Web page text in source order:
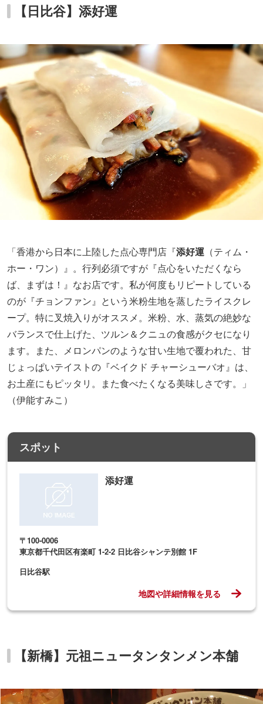
【日比谷】添好運
「香港から日本に上陸した点心専門店『添好運 （ティム・
ホー・ワン）』。行列必須ですが『点心をいただくなら
ば、まずは！』なお店です。私が何度もリピートしている
のが『チョンファン』という米粉生地を蒸したライスクレ
ープ。特に叉焼入りがオススメ。米粉、水、蒸気の絶妙な
バランスで仕上げた、ツルン＆クニュの食感がクセになり
ます。また、メロンパンのような甘い生地で覆われた、甘
じょっぱいテイストの『ベイクド チャーシューバオ』は、
お土産にもピッタリ。また食べたくなる美味しさです。」
（伊能すみこ）
スポット
添好運
〒100-0006
東京都千代田区有楽町 1-2-2 日比谷シャンテ別館 1F
日比谷駅
地図や詳細情報を見る
【新橋】元祖ニュータンタンメン本舗